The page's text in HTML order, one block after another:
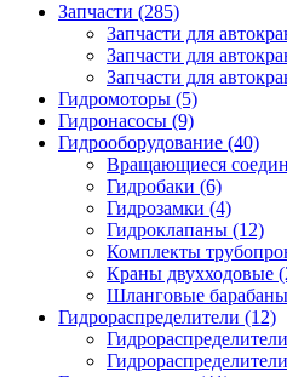
Запчасти (285)
Запчасти для
Запчасти для
Запчасти для
Гидромоторы (5)
Гидронасосы (9)
Гидрооборудование (40)
Вращающиеся
Гидробаки (6)
Гидрозамки (4)
Гидроклапаны (12)
Комплекты
Краны двухходовые
Шланговые барабаны
Гидрораспределители (12)